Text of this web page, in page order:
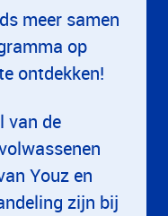
meer samen
op
ontdekken!
van de
Youz en
zijn bij